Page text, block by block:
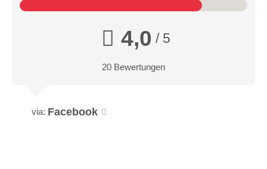
4,0 / 5
20 Bewertungen
via: Facebook